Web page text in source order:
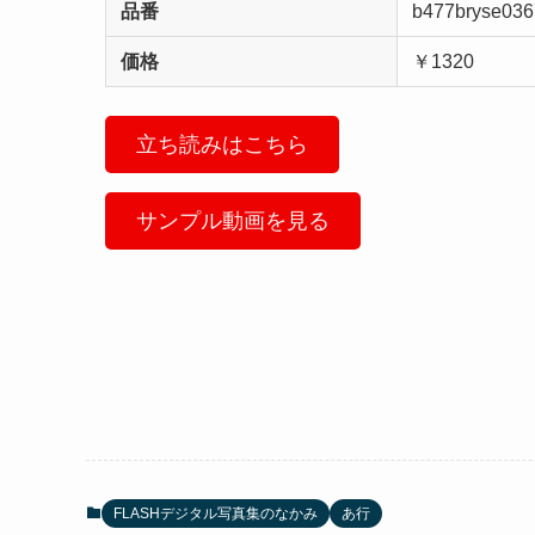
品番
価格 ￥1320
立ち読みはこちら
サンプル動画を見る
FLASHデジタル写真集のなかみ あ行